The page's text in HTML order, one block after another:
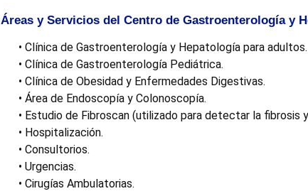
Áreas y Servicios del Centro de Gastroenterología y
• Clínica de Gastroenterología y Hepatología para adultos.
• Clínica de Gastroenterología Pediátrica.
• Clínica de Obesidad y Enfermedades Digestivas.
• Área de Endoscopía y Colonoscopía.
• Estudio de Fibroscan (utilizado para detectar la fibrosis
• Hospitalización.
• Consultorios.
• Urgencias.
• Cirugías Ambulatorias.